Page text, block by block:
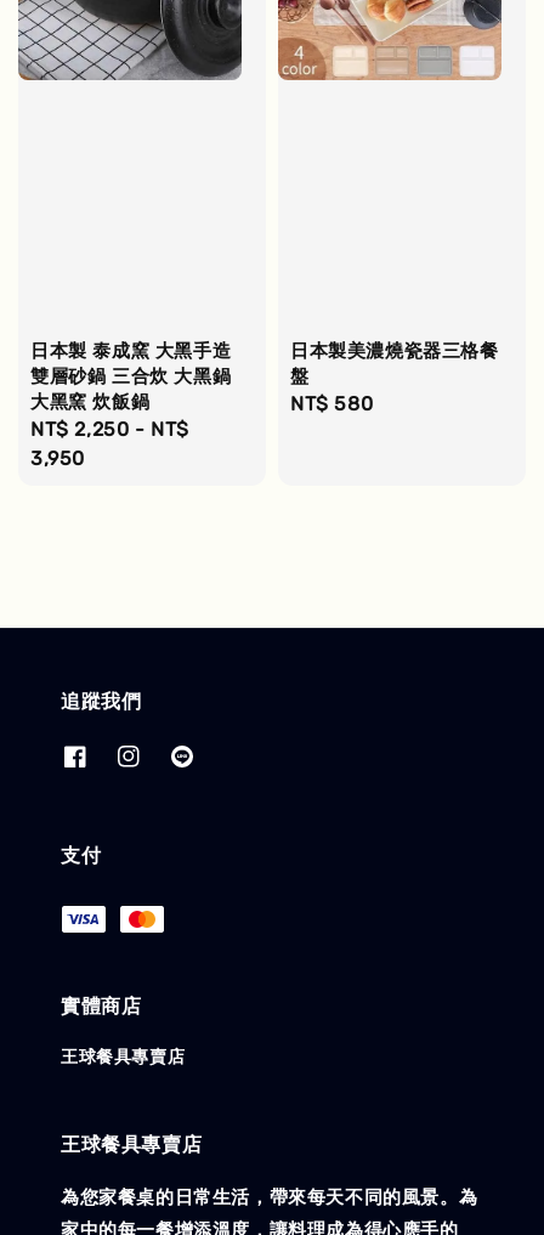
日本製 泰成窯 大黑手造
雙層砂鍋 三合炊 大黑鍋
大黑窯 炊飯鍋
Regular
price
NT$ 2,250 - NT$
3,950
日本製美濃燒瓷器三格餐
盤
Regular
NT$ 580
追蹤我們
支付
實體商店
王球餐具專賣店
王球餐具專賣店
為您家餐桌的日常生活，帶來每天不同的風景。為
家中的每一餐增添溫度，讓料理成為得心應手的